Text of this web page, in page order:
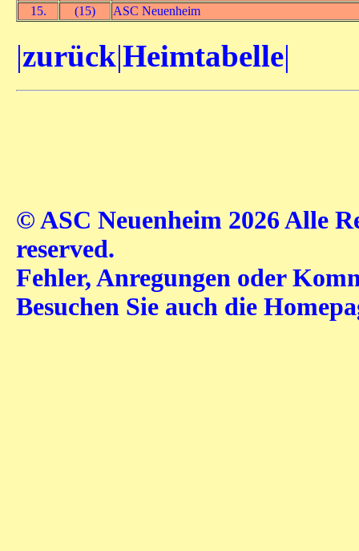
15.
(15) ASC Neuenheim
|zurück|Heimtabelle|
© ASC Neuenheim 2026 Alle
reserved.
Fehler, Anregungen oder
Besuchen Sie auch die